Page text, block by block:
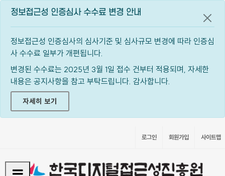
정보접근성 인증심사 수수료 변경 안내
정보접근성 인증심사의 심사기준 및 심사규모 변경에 따라 인증심
사 수수료 일부가 개편됩니다.
변경된 수수료는 2025년 3월 1일 접수 건부터 적용되며, 자세한
내용은 공지사항을 참고 부탁드립니다. 감사합니다.
자세히 보기
공지
로그인 회원가입 사이트맵